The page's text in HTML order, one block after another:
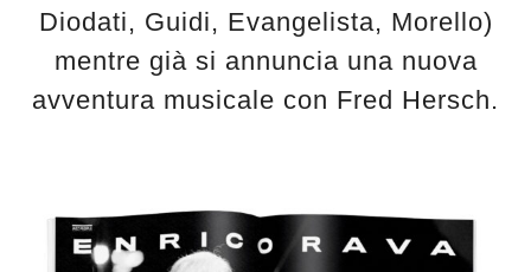
Diodati, Guidi, Evangelista, Morello)
mentre già si annuncia una nuova
avventura musicale con Fred Hersch.